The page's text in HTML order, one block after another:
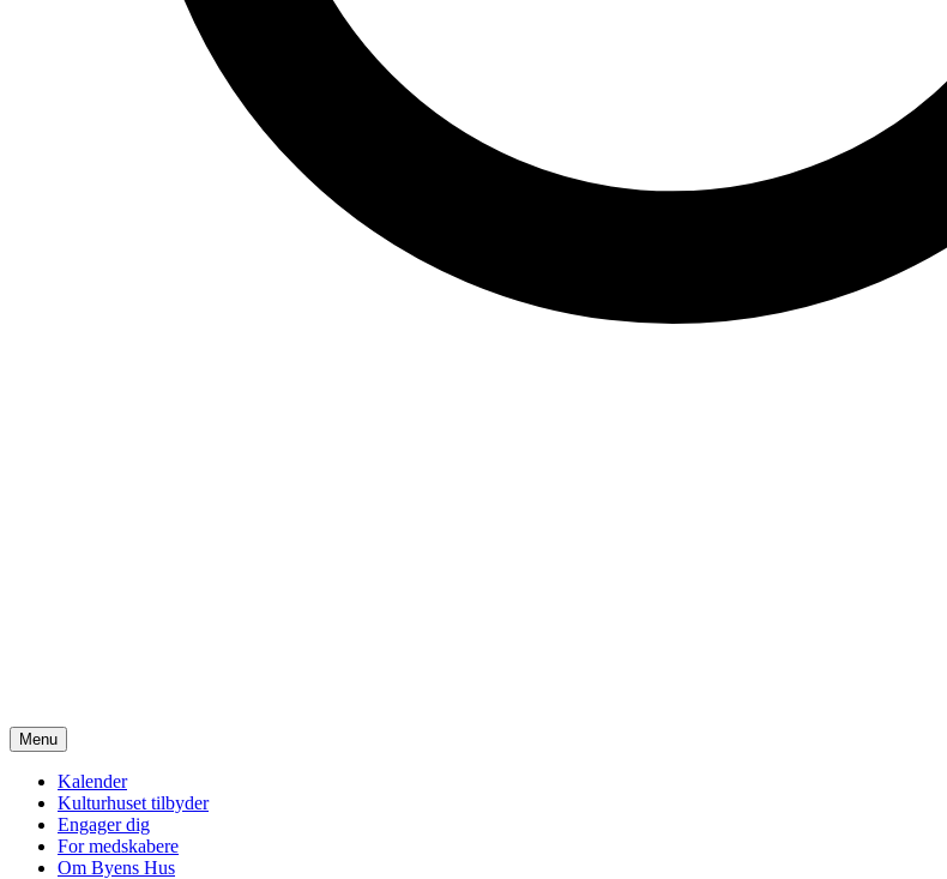
Menu
Kalender
Kulturhuset tilbyder
Engager dig
For medskabere
Om Byens Hus